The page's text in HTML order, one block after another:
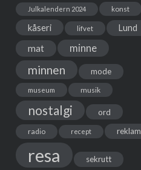
Julkalendern 2024 konst
kåseri lifvet Lund
mat minne
minnen mode
museum musik
nostalgi ord
radio recept reklam
resa sekrutt